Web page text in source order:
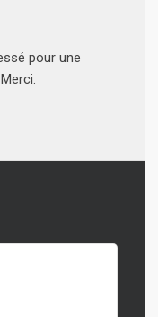
pour une
Merci.